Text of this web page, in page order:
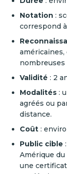
Notation :
correspond
nombreuses
Validité : 2
Modalités :
agréés ou
distance.
Coût :
Public cible
Amérique
une